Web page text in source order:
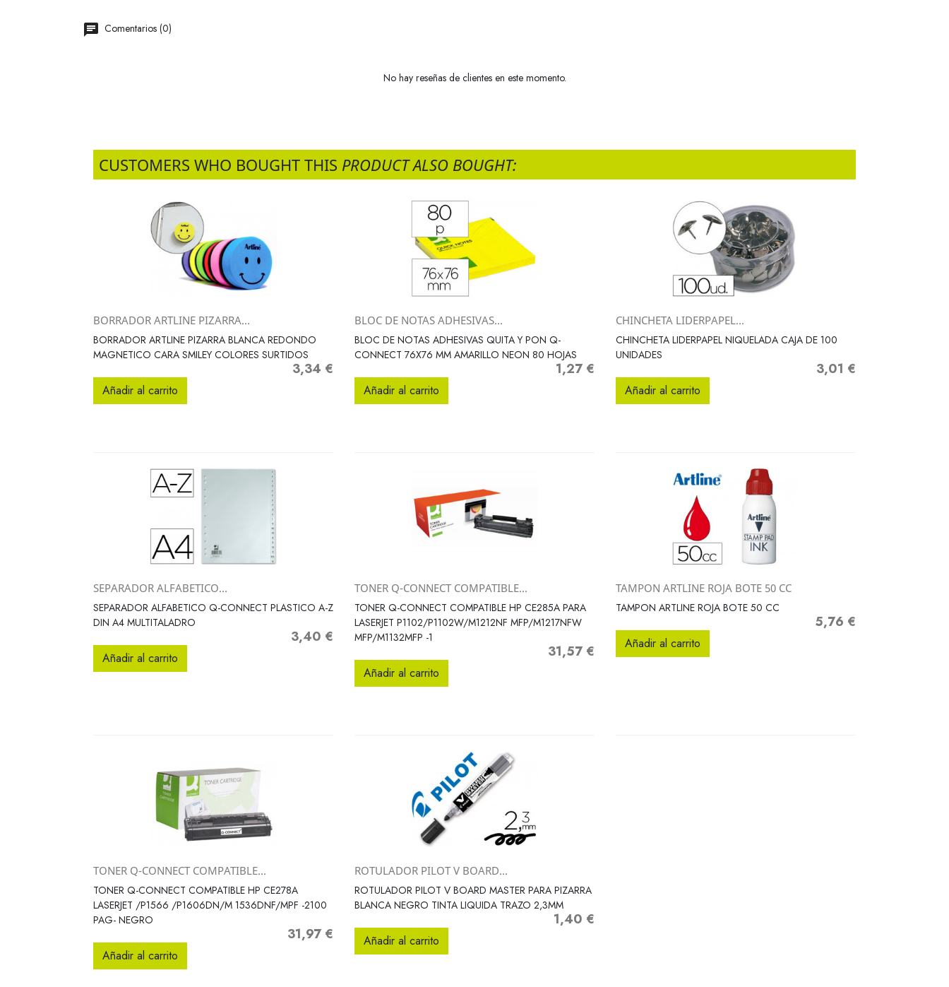
Comentarios (0)
No hay reseñas de clientes en este momento.
CUSTOMERS WHO BOUGHT THIS PRODUCT ALSO BOUGHT:
Vista rápida
BORRADOR ARTLINE PIZARRA...
BORRADOR ARTLINE PIZARRA BLANCA REDONDO
MAGNETICO CARA SMILEY COLORES SURTIDOS
Precio
3,34 €
Añadir al carrito
Vista rápida
BLOC DE NOTAS ADHESIVAS...
BLOC DE NOTAS ADHESIVAS QUITA Y PON Q-
CONNECT 76X76 MM AMARILLO NEON 80 HOJAS
Precio
1,27 €
Añadir al carrito
Vista rápida
CHINCHETA LIDERPAPEL...
CHINCHETA LIDERPAPEL NIQUELADA CAJA DE 100
UNIDADES
Precio
3,01 €
Añadir al carrito
 Vista rápida
SEPARADOR ALFABETICO...
SEPARADOR ALFABETICO Q-CONNECT PLASTICO A-Z
DIN A4 MULTITALADRO
Precio
3,40 €
Añadir al carrito
Vista rápida
TONER Q-CONNECT COMPATIBLE...
TONER Q-CONNECT COMPATIBLE HP CE285A PARA
LASERJET P1102/P1102W/M1212NF MFP/M1217NFW
MFP/M1132MFP -1
Precio
31,57 €
Añadir al carrito
 Vista rápida
TAMPON ARTLINE ROJA BOTE 50 CC
TAMPON ARTLINE ROJA BOTE 50 CC
Precio
5,76 €
Añadir al carrito
Vista rápida
TONER Q-CONNECT COMPATIBLE...
TONER Q-CONNECT COMPATIBLE HP CE278A
LASERJET /P1566 /P1606DN/M 1536DNF/MPF -2100
PAG- NEGRO
Precio
31,97 €
Añadir al carrito
Vista rápida
ROTULADOR PILOT V BOARD...
ROTULADOR PILOT V BOARD MASTER PARA PIZARRA
BLANCA NEGRO TINTA LIQUIDA TRAZO 2,3MM
Precio
1,40 €
Añadir al carrito